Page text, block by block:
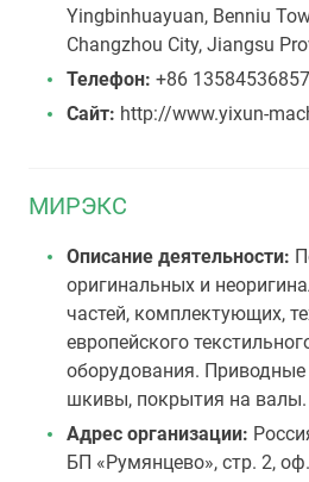
Yingbinhuayuan, Benniu
Changzhou City, Jiangsu
Телефон: +86 13584536857
Сайт: http://www.yixun-
МИРЭКС
Описание деятельности:
оригинальных и
частей, комплектующих,
европейского
оборудования.
шкивы, покрытия на валы.
Адрес организации:
БП «Румянцево», стр. 2,